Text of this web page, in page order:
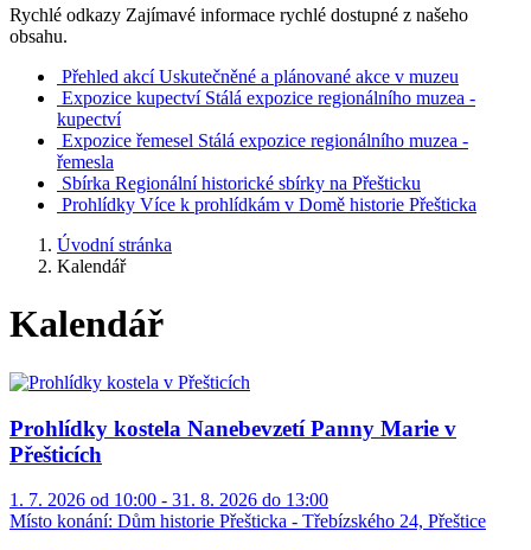
Rychlé odkazy Zajímavé informace rychlé dostupné z našeho
obsahu.
Přehled akcí Uskutečněné a plánované akce v muzeu
Expozice kupectví Stálá expozice regionálního muzea -
kupectví
Expozice řemesel Stálá expozice regionálního muzea -
řemesla
Sbírka Regionální historické sbírky na Přešticku
Prohlídky Více k prohlídkám v Domě historie Přešticka
Úvodní stránka
Kalendář
Kalendář
Prohlídky kostela Nanebevzetí Panny Marie v
Přešticích
1. 7. 2026 od 10:00 - 31. 8. 2026 do 13:00
Místo konání: Dům historie Přešticka - Třebízského 24, Přeštice